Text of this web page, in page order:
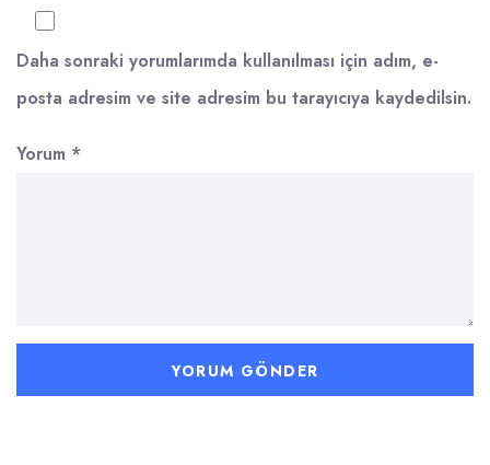
Daha sonraki yorumlarımda kullanılması için adım, e-
posta adresim ve site adresim bu tarayıcıya kaydedilsin.
Yorum *